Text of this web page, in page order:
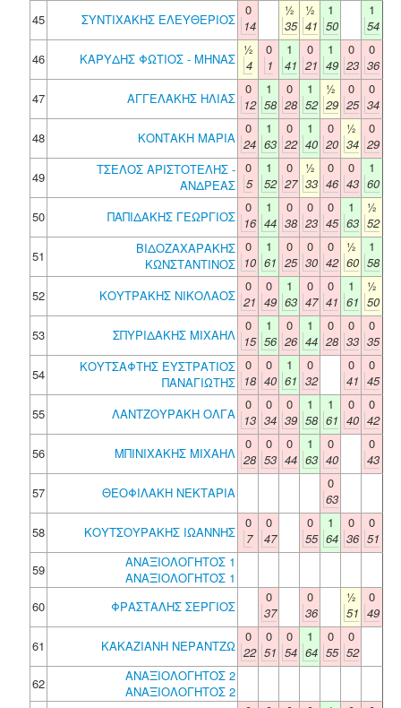
45
ΣΥΝΤΙΧΑΚΗΣ ΕΛΕΥΘΕΡΙΟΣ
0
14
½
35
½
41
1
50
1
54
46
ΚΑΡΥΔΗΣ ΦΩΤΙΟΣ - ΜΗΝΑΣ
½
4
0
1
1
41
0
21
1
49
0
23
0
36
47
ΑΓΓΕΛΑΚΗΣ ΗΛΙΑΣ
0
12
1
58
0
28
1
52
½
29
0
25
0
34
48
ΚΟΝΤΑΚΗ ΜΑΡΙΑ
0
24
1
63
0
22
1
40
0
20
½
34
0
29
49
ΤΣΕΛΟΣ ΑΡΙΣΤΟΤΕΛΗΣ -
ΑΝΔΡΕΑΣ
0
5
1
52
0
27
½
33
0
46
0
43
1
60
50
ΠΑΠΙΔΑΚΗΣ ΓΕΩΡΓΙΟΣ
0
16
1
44
0
38
0
23
0
45
1
63
½
52
51
ΒΙΔΟΖΑΧΑΡΑΚΗΣ
ΚΩΝΣΤΑΝΤΙΝΟΣ
0
10
1
61
0
25
0
30
0
42
½
60
1
58
52
ΚΟΥΤΡΑΚΗΣ ΝΙΚΟΛΑΟΣ
0
21
0
49
1
63
0
47
0
41
1
61
½
50
53
ΣΠΥΡΙΔΑΚΗΣ ΜΙΧΑΗΛ
0
15
1
56
0
26
1
44
0
28
0
33
0
35
54
ΚΟΥΤΣΑΦΤΗΣ ΕΥΣΤΡΑΤΙΟΣ
ΠΑΝΑΓΙΩΤΗΣ
0
18
0
40
1
61
0
32
0
41
0
45
55
ΛΑΝΤΖΟΥΡΑΚΗ ΟΛΓΑ
0
13
0
34
0
39
1
58
1
61
0
40
0
42
56
ΜΠΙΝΙΧΑΚΗΣ ΜΙΧΑΗΛ
0
28
0
53
0
44
1
63
0
40
0
43
57
ΘΕΟΦΙΛΑΚΗ ΝΕΚΤΑΡΙΑ
0
63
58
ΚΟΥΤΣΟΥΡΑΚΗΣ ΙΩΑΝΝΗΣ
0
7
0
47
0
55
1
64
0
36
0
51
59
ΑΝΑΞΙΟΛΟΓΗΤΟΣ 1
ΑΝΑΞΙΟΛΟΓΗΤΟΣ 1
60
ΦΡΑΣΤΑΛΗΣ ΣΕΡΓΙΟΣ
0
37
0
36
½
51
0
49
61
ΚΑΚΑΖΙΑΝΗ ΝΕΡΑΝΤΖΩ
0
22
0
51
0
54
1
64
0
55
0
52
62
ΑΝΑΞΙΟΛΟΓΗΤΟΣ 2
ΑΝΑΞΙΟΛΟΓΗΤΟΣ 2